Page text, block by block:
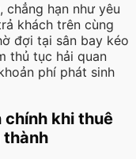
chẳng hạn như yêu
khách trên cùng
đợi tại sân bay kéo
thủ tục hải quan
phí phát sinh
khi thuê
thành